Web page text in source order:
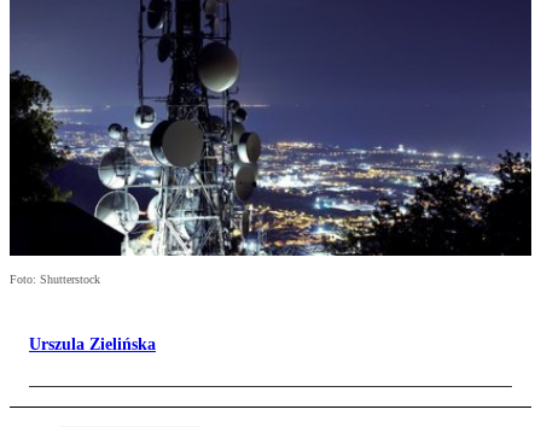
Foto: Shutterstock
Urszula Zielińska